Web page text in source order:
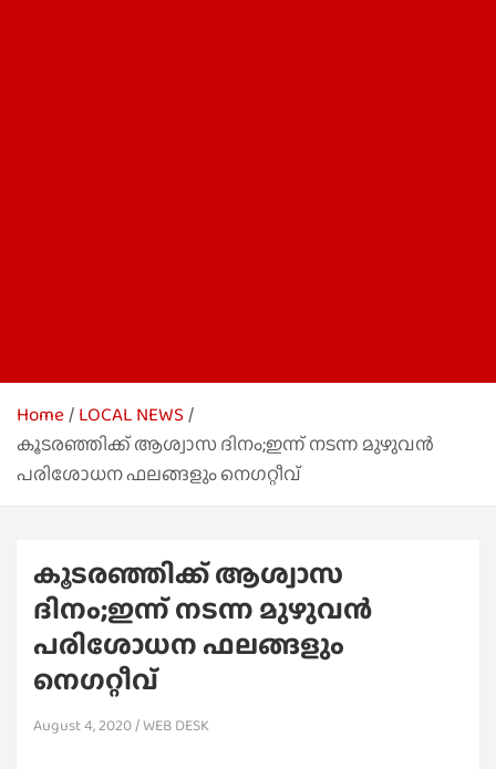
Home LOCAL NEWS
കൂടരഞ്ഞിക്ക് ആശ്വാസ ദിനം;ഇന്ന് നടന്ന മുഴുവൻ
പരിശോധന ഫലങ്ങളും നെഗറ്റീവ്
കൂടരഞ്ഞിക്ക് ആശ്വാസ
ദിനം;ഇന്ന് നടന്ന മുഴുവൻ
പരിശോധന ഫലങ്ങളും
നെഗറ്റീവ്
August 4, 2020 WEB DESK